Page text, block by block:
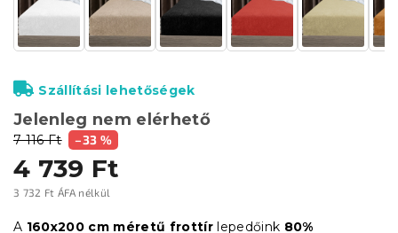
7 116 Ft –33 %
4 739 Ft
3 732 Ft ÁFA nélkül
Jelenleg nem elérhető
Szállítási lehetőségek
A 160x200 cm méretű frottírlepedőink 80%